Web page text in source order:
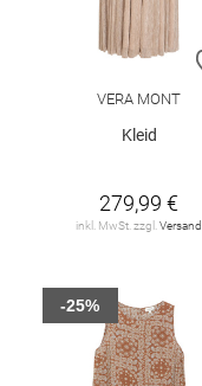
VERA MONT
Kleid
279,99 €
inkl. MwSt. zzgl. Versand
-25%